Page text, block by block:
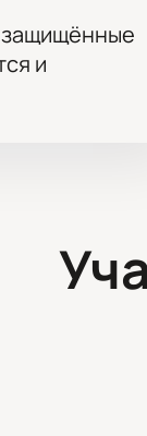
защищённые
и